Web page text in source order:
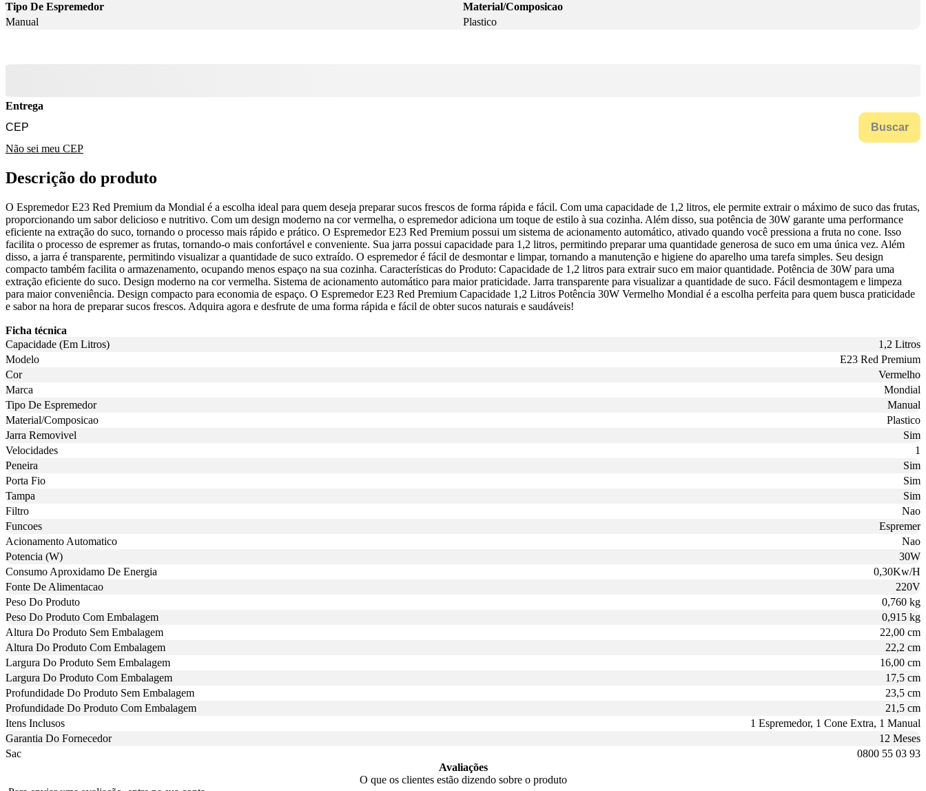
Tipo De Espremedor
Manual
Material/Composicao
Plastico
Entrega
Buscar
Não sei meu CEP
Descrição do produto
O Espremedor E23 Red Premium da Mondial é a escolha ideal para quem deseja preparar sucos frescos de forma rápida e fácil. Com uma capacidade de 1,2 litros, ele permite extrair o máximo de suco das frutas,
proporcionando um sabor delicioso e nutritivo. Com um design moderno na cor vermelha, o espremedor adiciona um toque de estilo à sua cozinha. Além disso, sua potência de 30W garante uma performance
eficiente na extração do suco, tornando o processo mais rápido e prático. O Espremedor E23 Red Premium possui um sistema de acionamento automático, ativado quando você pressiona a fruta no cone. Isso
facilita o processo de espremer as frutas, tornando-o mais confortável e conveniente. Sua jarra possui capacidade para 1,2 litros, permitindo preparar uma quantidade generosa de suco em uma única vez. Além
disso, a jarra é transparente, permitindo visualizar a quantidade de suco extraído. O espremedor é fácil de desmontar e limpar, tornando a manutenção e higiene do aparelho uma tarefa simples. Seu design
compacto também facilita o armazenamento, ocupando menos espaço na sua cozinha. Características do Produto: Capacidade de 1,2 litros para extrair suco em maior quantidade. Potência de 30W para uma
extração eficiente do suco. Design moderno na cor vermelha. Sistema de acionamento automático para maior praticidade. Jarra transparente para visualizar a quantidade de suco. Fácil desmontagem e limpeza
para maior conveniência. Design compacto para economia de espaço. O Espremedor E23 Red Premium Capacidade 1,2 Litros Potência 30W Vermelho Mondial é a escolha perfeita para quem busca praticidade
e sabor na hora de preparar sucos frescos. Adquira agora e desfrute de uma forma rápida e fácil de obter sucos naturais e saudáveis!
Ficha técnica
Capacidade (Em Litros)
1,2 Litros
Modelo
E23 Red Premium
Cor
Vermelho
Marca
Mondial
Tipo De Espremedor
Manual
Material/Composicao
Plastico
Jarra Removivel
Sim
Velocidades
1
Peneira
Sim
Porta Fio
Sim
Tampa
Sim
Filtro
Nao
Funcoes
Espremer
Acionamento Automatico
Nao
Potencia (W)
30W
Consumo Aproxidamo De Energia
0,30Kw/H
Fonte De Alimentacao
220V
Peso Do Produto
0,760 kg
Peso Do Produto Com Embalagem
0,915 kg
Altura Do Produto Sem Embalagem
22,00 cm
Altura Do Produto Com Embalagem
22,2 cm
Largura Do Produto Sem Embalagem
16,00 cm
Largura Do Produto Com Embalagem
17,5 cm
Profundidade Do Produto Sem Embalagem
23,5 cm
Profundidade Do Produto Com Embalagem
21,5 cm
Itens Inclusos
1 Espremedor, 1 Cone Extra, 1 Manual
Garantia Do Fornecedor
12 Meses
Sac
0800 55 03 93
Avaliações
O que os clientes estão dizendo sobre o produto